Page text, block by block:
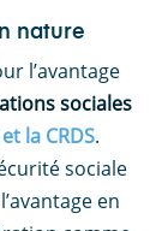
nature
l’avantage
sociales
et la CRDS.
sociale
en